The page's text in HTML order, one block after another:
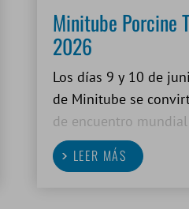
Minitube Porcine
2026
Los días 9 y 10 de
de Minitube se
de encuentro
innovación y el
conocimientos
LEER MÁS